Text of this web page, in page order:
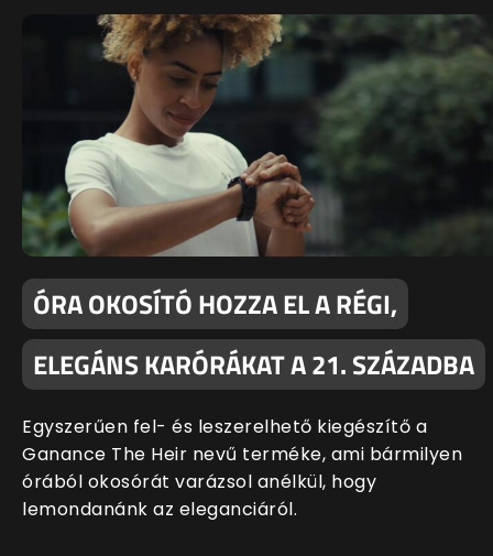
ÓRA OKOSÍTÓ HOZZA EL A RÉGI,
ELEGÁNS KARÓRÁKAT A 21. SZÁZADBA
Egyszerűen fel- és leszerelhető kiegészítő a
Ganance The Heir nevű terméke, ami bármilyen
órából okosórát varázsol anélkül, hogy
lemondanánk az eleganciáról.